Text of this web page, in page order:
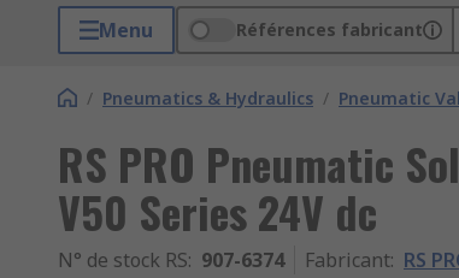
Menu Références fabricant
/ Pneumatics & Hydraulics / Pneumatic
RS PRO Pneumatic
V50 Series 24V dc
N° de stock RS: 907-6374 Fabricant: RS